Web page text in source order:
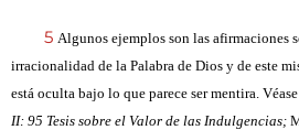
5 Algunos ejemplos son las afirmaciones
irracionalidad de la Palabra de Dios y de este
está oculta bajo lo que parece ser mentira.
II: 95 Tesis sobre el Valor de las Indulgencias;